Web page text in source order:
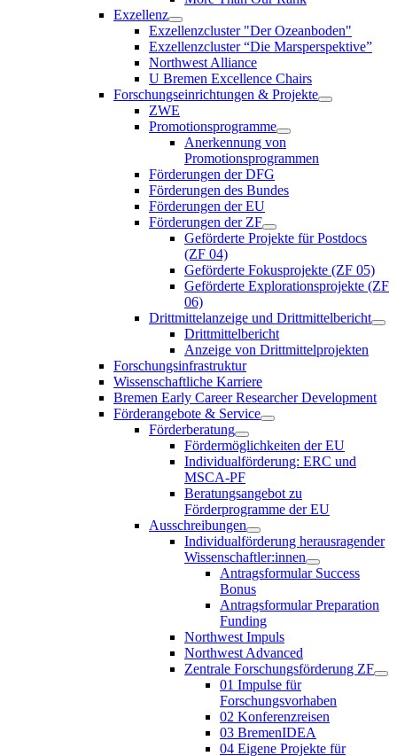
Exzellenz
Exzellenzcluster "Der Ozeanboden"
Exzellenzcluster “Die Marsperspektive”
Northwest Alliance
U Bremen Excellence Chairs
Forschungseinrichtungen & Projekte
ZWE
Promotionsprogramme
Anerkennung von
Promotionsprogrammen
Förderungen der DFG
Förderungen des Bundes
Förderungen der EU
Förderungen der ZF
Geförderte Projekte für Postdocs
(ZF 04)
Geförderte Fokusprojekte (ZF 05)
Geförderte Explorationsprojekte (ZF
06)
Drittmittelanzeige und Drittmittelbericht
Drittmittelbericht
Anzeige von Drittmittelprojekten
Forschungsinfrastruktur
Wissenschaftliche Karriere
Bremen Early Career Researcher Development
Förderangebote & Service
Förderberatung
Fördermöglichkeiten der EU
Individualförderung: ERC und
MSCA-PF
Beratungsangebot zu
Förderprogramme der EU
Ausschreibungen
Individualförderung herausragender
Wissenschaftler:innen
Antragsformular Success
Bonus
Antragsformular Preparation
Funding
Northwest Impuls
Northwest Advanced
Zentrale Forschungsförderung ZF
01 Impulse für
Forschungsvorhaben
02 Konferenzreisen
03 BremenIDEA
04 Eigene Projekte für